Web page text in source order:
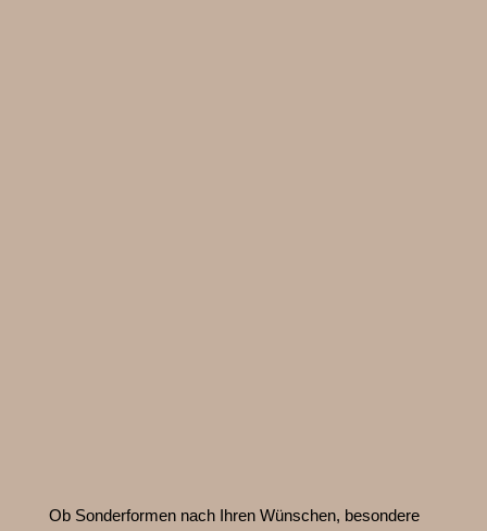
Ob Sonderformen nach Ihren Wünschen, besondere